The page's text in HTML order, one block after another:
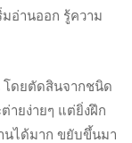
มอ่านออก รู้ความ
โดยตัดสินจากชนิด
ายง่ายๆ แต่ยิ่งฝึก
นได้มาก ขยับขึ้นมา